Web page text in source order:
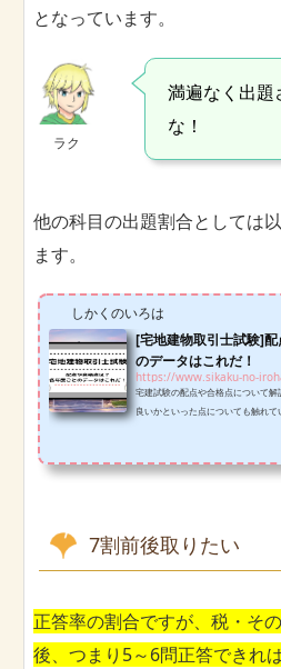
となっています。
ラク
満遍なく出題
な！
他の科目の出題割合としては
ます。
しかくのいろは
[宅地建物取引士試験]
のデータはこれだ！
宅建試験の配点や合格点について
良いかといった点についても触れて
7割前後取りたい
正答率の割合ですが、税・そ
後、つまり5～6問正答できれ